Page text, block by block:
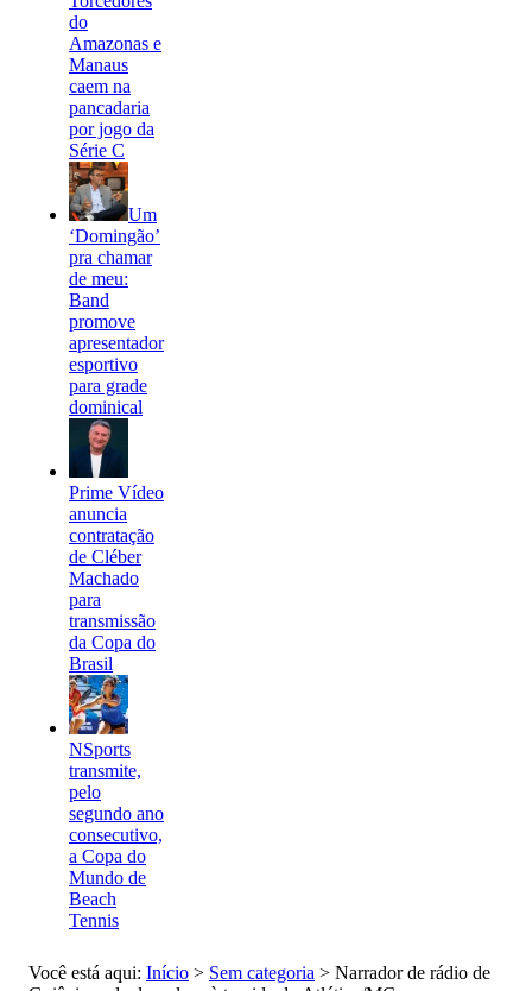
do
Amazonas e
Manaus
caem na
pancadaria
por jogo da
Série C
Um
‘Domingão’
pra chamar
de meu:
Band
promove
apresentador
esportivo
para grade
dominical
Prime Vídeo
anuncia
contratação
de Cléber
Machado
para
transmissão
da Copa do
Brasil
NSports
transmite,
pelo
segundo ano
consecutivo,
a Copa do
Mundo de
Beach
Tennis
Você está aqui: Início > Sem categoria > Narrador de rádio de